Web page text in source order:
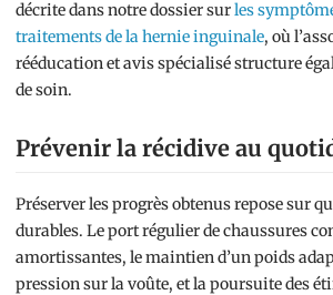
décrite dans notre dossier surles
traitements de la hernie inguinale, où
rééducation et avis spécialisé structure
de soin.
Prévenir la récidive au
Préserver les progrès obtenus repose sur
durables. Le port régulier de chaussures
amortissantes, le maintien d’un poids
pression sur la voûte, et la poursuite des